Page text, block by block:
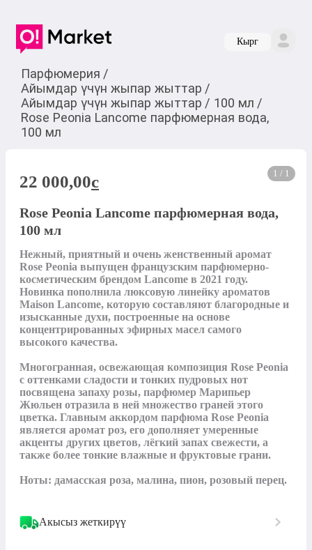
Кырг
Парфюмерия /
Айымдар үчүн жыпар жыттар /
Айымдар үчүн жыпар жыттар / 100 мл /
Rose Peonia Lancome парфюмерная вода,
100 мл
1 / 1
22 000,00c
Rose Peonia Lancome парфюмерная вода,
100 мл
Нежный, приятный и очень женственный аромат
Rose Peonia выпущен французским парфюмерно-
косметическим брендом Lancome в 2021 году.
Новинка пополнила люксовую линейку ароматов
Maison Lancоme, которую составляют благородные и
изысканные духи, построенные на основе
концентрированных эфирных масел самого
высокого качества.
Многогранная, освежающая композиция Rose Peonia
с оттенками сладости и тонких пудровых нот
посвящена запаху розы, парфюмер Марипьер
Жюльен отразила в ней множество граней этого
цветка. Главным аккордом парфюма Rose Peonia
является аромат роз, его дополняет умеренные
акценты других цветов, лёгкий запах свежести, а
также более тонкие влажные и фруктовые грани.
Ноты: дамасская роза, малина, пион, розовый перец.
Акысыз жеткирүү